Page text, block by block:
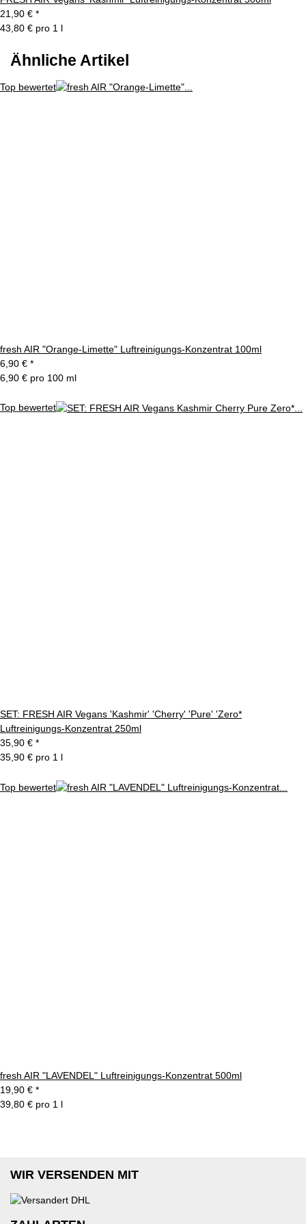
21,90 € *
43,80 € pro 1 l
Ähnliche Artikel
Top bewertet
fresh AIR "Orange-Limette" Luftreinigungs-Konzentrat 100ml
6,90 € *
6,90 € pro 100 ml
Top bewertet
SET: FRESH AIR Vegans 'Kashmir' 'Cherry' 'Pure' 'Zero*
Luftreinigungs-Konzentrat 250ml
35,90 € *
35,90 € pro 1 l
Top bewertet
fresh AIR "LAVENDEL" Luftreinigungs-Konzentrat 500ml
19,90 € *
39,80 € pro 1 l
WIR VERSENDEN MIT